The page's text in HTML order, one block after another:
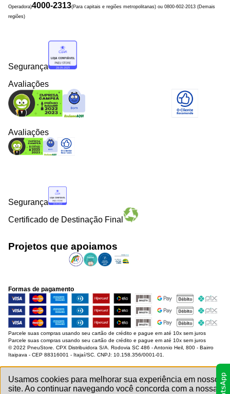
Operadora)4000-2313(Para capitais e regiões metropolitanas) ou 0800-602-2013 (Demais
regiões)
Segurança
Avaliações
Avaliações
Segurança
Certificado de Destinação Final
Projetos que apoiamos
Formas de pagamento
Parcele suas compras usando seu cartão de crédito e pague em até 10x sem juros
Parcele suas compras usando seu cartão de crédito e pague em até 10x sem juros
© 2022 PneuStore. CPX Distribuidora S/A. Rodovia SC 486 - Antonio Heil, 800 - Bairro
Itaipava - CEP 88316001 - Itajaí/SC. CNPJ: 10.158.356/0001-01.
Usamos cookies para melhorar sua experiência em nosso
site. Ao continuar navegando você concorda com a nossa